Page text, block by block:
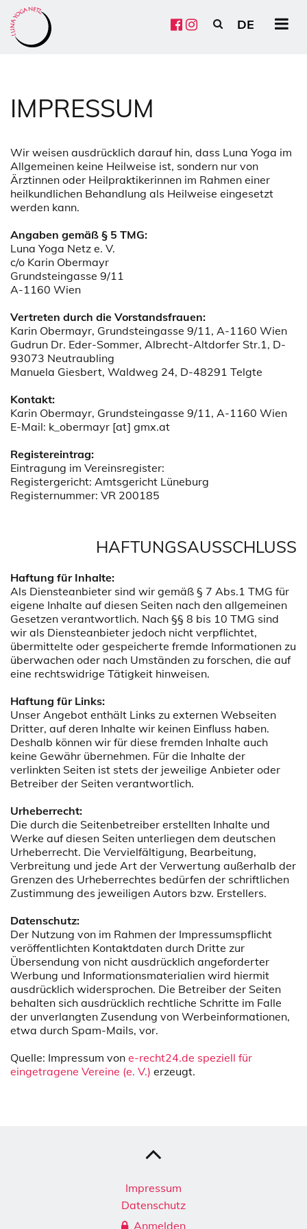
DE
IMPRESSUM
Wir weisen ausdrücklich darauf hin, dass Luna Yoga im
Allgemeinen keine Heilweise ist, sondern nur von
Ärztinnen oder Heilpraktikerinnen im Rahmen einer
heilkundlichen Behandlung als Heilweise eingesetzt
werden kann.
Angaben gemäß § 5 TMG:
Luna Yoga Netz e. V.
c/o Karin Obermayr
Grundsteingasse 9/11
A-1160 Wien
Vertreten durch die Vorstandsfrauen:
Karin Obermayr, Grundsteingasse 9/11, A-1160 Wien
Gudrun Dr. Eder-Sommer, Albrecht-Altdorfer Str.1, D-
93073 Neutraubling
Manuela Giesbert, Waldweg 24, D-48291 Telgte
Kontakt:
Karin Obermayr, Grundsteingasse 9/11, A-1160 Wien
E-Mail: k_obermayr [at] gmx.at
Registereintrag:
Eintragung im Vereinsregister:
Registergericht: Amtsgericht Lüneburg
Registernummer: VR 200185
HAFTUNGSAUSSCHLUSS
Haftung für Inhalte:
Als Diensteanbieter sind wir gemäß § 7 Abs.1 TMG für
eigene Inhalte auf diesen Seiten nach den allgemeinen
Gesetzen verantwortlich. Nach §§ 8 bis 10 TMG sind
wir als Diensteanbieter jedoch nicht verpflichtet,
übermittelte oder gespeicherte fremde Informationen zu
überwachen oder nach Umständen zu forschen, die auf
eine rechtswidrige Tätigkeit hinweisen.
Haftung für Links:
Unser Angebot enthält Links zu externen Webseiten
Dritter, auf deren Inhalte wir keinen Einfluss haben.
Deshalb können wir für diese fremden Inhalte auch
keine Gewähr übernehmen. Für die Inhalte der
verlinkten Seiten ist stets der jeweilige Anbieter oder
Betreiber der Seiten verantwortlich.
Urheberrecht:
Die durch die Seitenbetreiber erstellten Inhalte und
Werke auf diesen Seiten unterliegen dem deutschen
Urheberrecht. Die Vervielfältigung, Bearbeitung,
Verbreitung und jede Art der Verwertung außerhalb der
Grenzen des Urheberrechtes bedürfen der schriftlichen
Zustimmung des jeweiligen Autors bzw. Erstellers.
Datenschutz:
Der Nutzung von im Rahmen der Impressumspflicht
veröffentlichten Kontaktdaten durch Dritte zur
Übersendung von nicht ausdrücklich angeforderter
Werbung und Informationsmaterialien wird hiermit
ausdrücklich widersprochen. Die Betreiber der Seiten
behalten sich ausdrücklich rechtliche Schritte im Falle
der unverlangten Zusendung von Werbeinformationen,
etwa durch Spam-Mails, vor.
Quelle: Impressum von e-recht24.de speziell für
eingetragene Vereine (e. V.) erzeugt.
Impressum
Datenschutz
Anmelden